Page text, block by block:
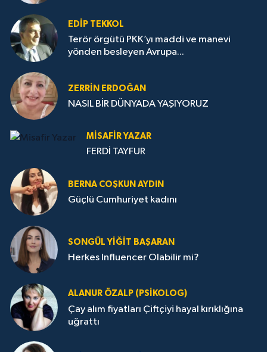
EDIP TEKKOL
Terör örgütü PKK’yı maddi ve manevi
yönden besleyen Avrupa...
ZERRIN ERDOĞAN
NASIL BİR DÜNYADA YAŞIYORUZ
MISAFIR YAZAR
FERDİ TAYFUR
BERNA COŞKUN AYDIN
Güçlü Cumhuriyet kadını
SONGÜL YIĞIT BAŞARAN
Herkes Influencer Olabilir mi?
ALANUR ÖZALP (PSIKOLOG)
Çay alım fiyatları Çiftçiyi hayal kırıklığına
uğrattı